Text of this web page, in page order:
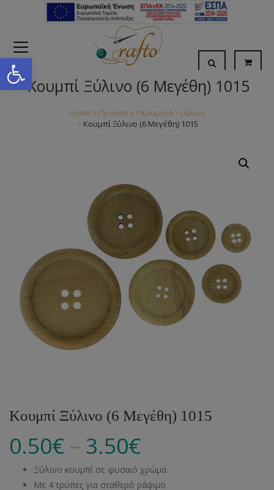
Open toolbar
Κουμπί Ξύλινο (6 Μεγέθη) 1015
Home Προϊόντα Κουμπιά
Ξύλινα
Κουμπί Ξύλινο (6 Μεγέθη) 1015
Κουμπί Ξύλινο (6 Μεγέθη) 1015
0.50€ – 3.50€
Ξύλινο κουμπί σε φυσικό χρώμα
Με 4 τρύπες για σταθερό ράψιμο